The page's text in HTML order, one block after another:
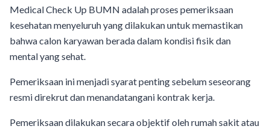
Medical Check Up BUMN adalah proses pemeriksaan
kesehatan menyeluruh yang dilakukan untuk memastikan
bahwa calon karyawan berada dalam kondisi fisik dan
mental yang sehat.
Pemeriksaan ini menjadi syarat penting sebelum seseorang
resmi direkrut dan menandatangani kontrak kerja.
Pemeriksaan dilakukan secara objektif oleh rumah sakit atau